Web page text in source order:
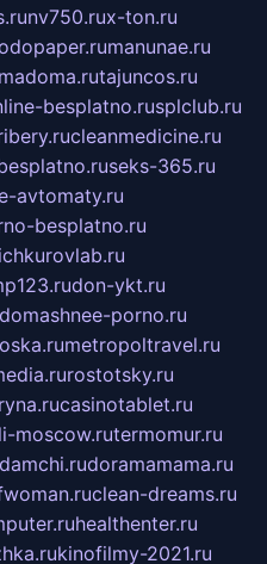
nv750.rux-ton.ru
manunae.ru
madoma.rutajuncos.ru
besplatno.rusplclub.ru
cleanmedicine.ru
seks-365.ru
avtomaty.ru
besplatno.ru
don-ykt.ru
domashnee-porno.ru
metropoltravel.ru
rostotsky.ru
casinotablet.ru
moscow.rutermomur.ru
doramamama.ru
clean-dreams.ru
healthenter.ru
kinofilmy-2021.ru